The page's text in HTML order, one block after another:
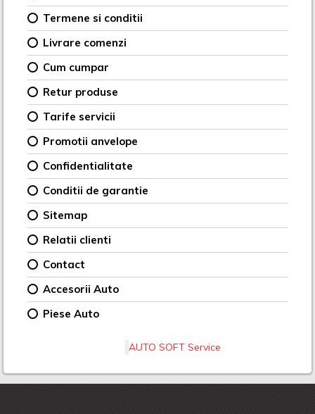
Termene si conditii
Livrare comenzi
Cum cumpar
Retur produse
Tarife servicii
Promotii anvelope
Confidentialitate
Conditii de garantie
Sitemap
Relatii clienti
Contact
Accesorii Auto
Piese Auto
AUTO SOFT Service